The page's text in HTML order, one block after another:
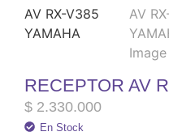
RECEPTOR AV
$ 2.330.000
En Stock